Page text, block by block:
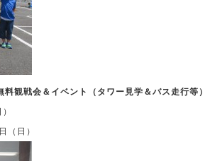
観戦会＆イベント
（タワー見学＆バス走行等）
（日）